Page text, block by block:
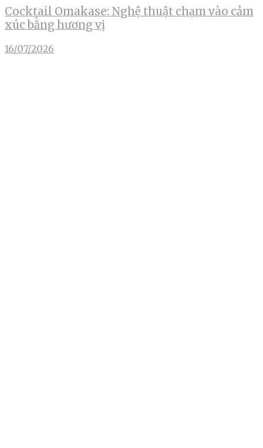
Cocktail Omakase: Nghệ thuật chạm vào cảm
xúc bằng hương vị
16/07/2026